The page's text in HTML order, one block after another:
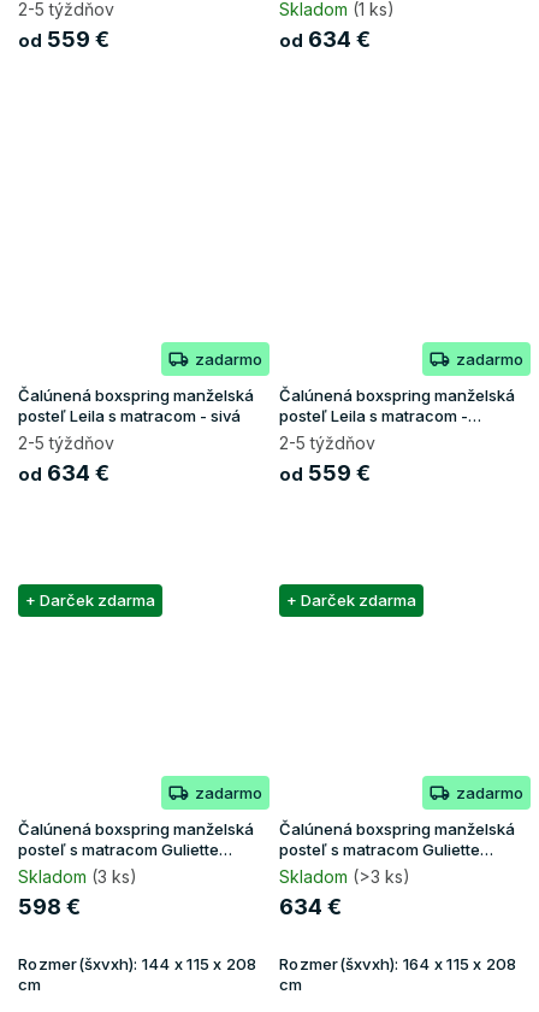
2-5 týždňov
od 559 €
Skladom (1 ks)
od 634 €
zadarmo
Čalúnená boxspring manželská
posteľ Leila s matracom - sivá
2-5 týždňov
od 634 €
zadarmo
Čalúnená boxspring manželská
posteľ Leila s matracom -
tmavomodrá
2-5 týždňov
od 559 €
+ Darček zdarma
zadarmo
Čalúnená boxspring manželská
posteľ s matracom Guliette
140x200 - béžová
Skladom (3 ks)
598 €
Rozmer(šxvxh): 144 x 115 x 208
cm
+ Darček zdarma
zadarmo
Čalúnená boxspring manželská
posteľ s matracom Guliette
160x200 - žltá
Skladom (>3 ks)
634 €
Rozmer(šxvxh): 164 x 115 x 208
cm